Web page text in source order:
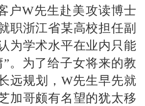
户W先生赴美攻读博士
职浙江省某高校担任副
为学术水平在业内只能
。为了给子女将来的教
远规划， W先生早先就
加哥颇有名望的犹太移